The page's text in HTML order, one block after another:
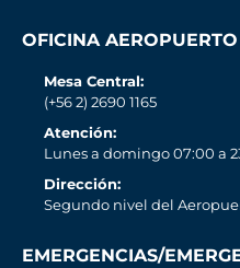
OFICINA AEROPUERTO
Mesa Central:
(+56 2) 2690 1165
Atención:
Lunes a domingo 07:00 a
Dirección:
Segundo nivel del
EMERGENCIAS/